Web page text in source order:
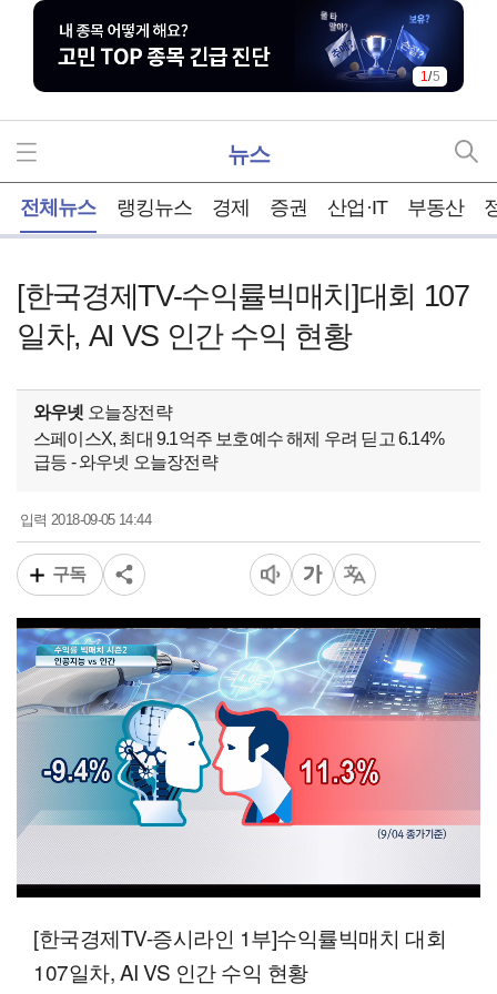
1/5
뉴스
전체뉴스 랭킹뉴스 경제 증권 산업·IT 부동산
[한국경제TV-수익률빅매치]대회 107
일차, AI VS 인간 수익 현황
와우넷 오늘장전략
스페이스X, 최대 9.1억주 보호예수 해제 우려 딛고 6.14%
급등 - 와우넷 오늘장전략
입력2018-09-05 14:44
구독
01:52 일반배속
[한국경제TV-증시라인 1부]수익률빅매치 대회
107일차, AI VS 인간 수익 현황